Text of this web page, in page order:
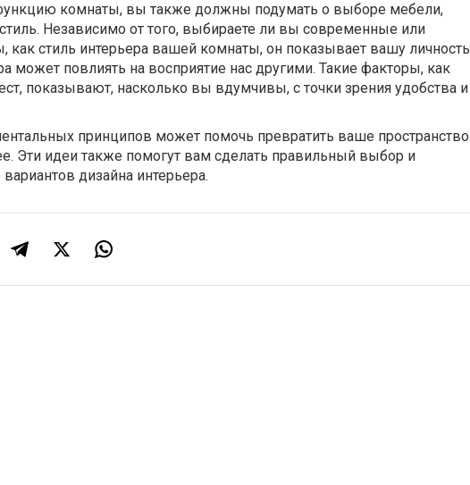
комнаты, вы также должны подумать о выборе мебели,
Независимо от того, выбираете ли вы современные или
стиль интерьера вашей комнаты, он показывает вашу личность
может повлиять на восприятие нас другими. Такие факторы, как
показывают, насколько вы вдумчивы, с точки зрения удобства и
принципов может помочь превратить ваше пространство
Эти идеи также помогут вам сделать правильный выбор и
дизайна интерьера.